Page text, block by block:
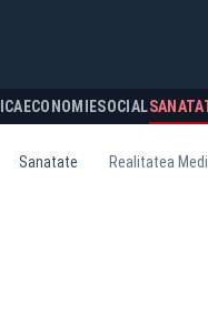
ECONOMIESOCIAL
Sanatate Realitatea